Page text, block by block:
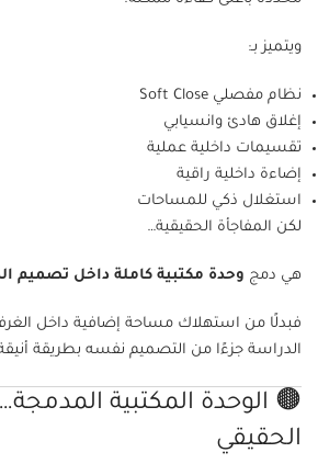
ويتميز بـ:
نظام مفصلي Soft Close
إغلاق هادئ وانسيابي
تقسيمات داخلية عملية
إضاءة داخلية راقية
استغلال ذكي للمساحات
لكن المفاجأة الحقيقية…
هي دمج وحدة مكتبية كاملة داخل تصميم
فبدلًا من استهلاك مساحة إضافية داخل
الدراسة جزءًا من التصميم نفسه بطريقة
🟤 الوحدة المكتبية
الحقيقي